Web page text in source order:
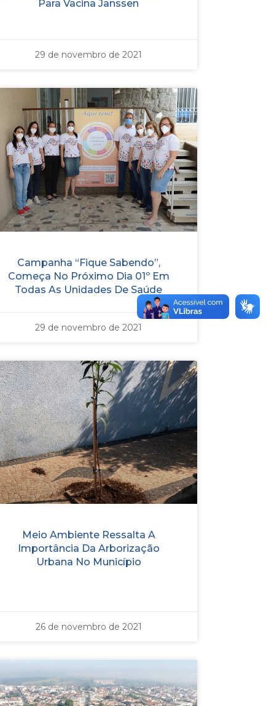
Para Vacina Janssen
29 de novembro de 2021
Campanha “Fique Sabendo”,
Começa No Próximo Dia 01º Em
Todas As Unidades De Saúde
29 de novembro de 2021
Meio Ambiente Ressalta A
Importância Da Arborização
Urbana No Município
26 de novembro de 2021